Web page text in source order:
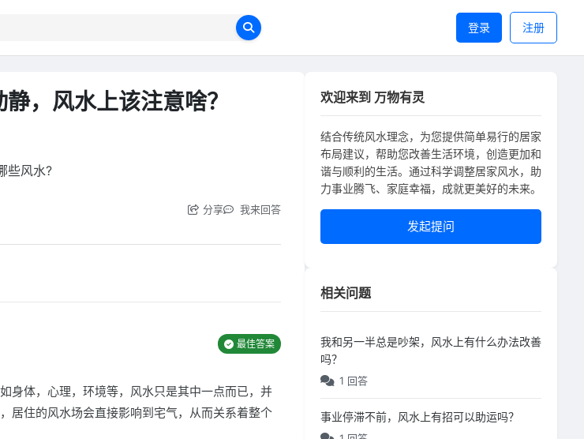
登录 注册
，风水上该注意啥？
些风水?
分享 我来回答
最佳答案
身体，心理，环境等，风水只是其中一点而已，并
居住的风水场会直接影响到宅气，从而关系着整个
欢迎来到 万物有灵
结合传统风水理念，为您提供简单易行的居家
布局建议，帮助您改善生活环境，创造更加和
谐与顺利的生活。通过科学调整居家风水，助
力事业腾飞、家庭幸福，成就更美好的未来。
发起提问
相关问题
我和另一半总是吵架，风水上有什么办法改善
吗？
1 回答
事业停滞不前，风水上有招可以助运吗？